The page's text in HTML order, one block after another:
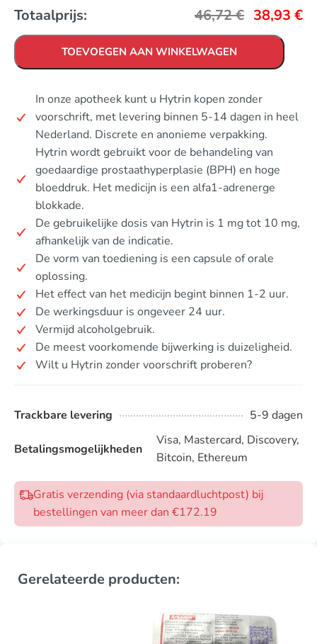
Totaalprijs: 46,72€ 38,93 €
TOEVOEGEN AAN WINKELWAGEN
In onze apotheek kunt u Hytrin kopen zonder
voorschrift, met levering binnen 5-14 dagen in heel
Nederland. Discrete en anonieme verpakking.
Hytrin wordt gebruikt voor de behandeling van
goedaardige prostaathyperplasie (BPH) en hoge
bloeddruk. Het medicijn is een alfa1-adrenerge
blokkade.
De gebruikelijke dosis van Hytrin is 1 mg tot 10 mg,
afhankelijk van de indicatie.
De vorm van toediening is een capsule of orale
oplossing.
Het effect van het medicijn begint binnen 1-2 uur.
De werkingsduur is ongeveer 24 uur.
Vermijd alcoholgebruik.
De meest voorkomende bijwerking is duizeligheid.
Wilt u Hytrin zonder voorschrift proberen?
Trackbare levering 5-9 dagen
Betalingsmogelijkheden
Visa, Mastercard, Discovery,
Bitcoin, Ethereum
Gratis verzending (via standaardluchtpost) bij
bestellingen van meer dan €172.19
Gerelateerde producten: